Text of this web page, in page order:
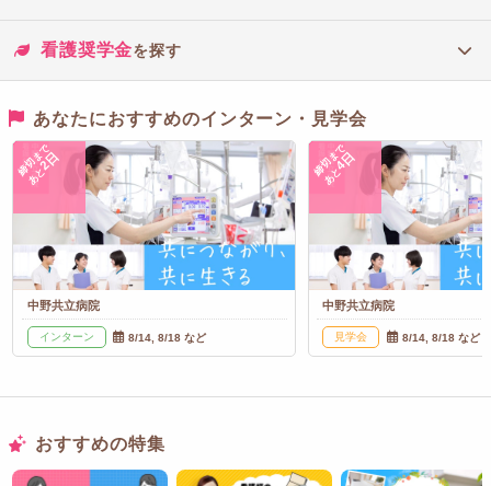
看護奨学金を探す
あなたにおすすめのインターン・見学会
締切まで
あと
2日
中野共立病院
インターン 8/14, 8/18 など
締切まで
あと
4日
中野共立病院
見学会 8/14, 8/18 など
おすすめの特集